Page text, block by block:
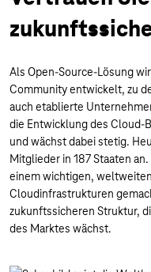
Als Open-Source-Lösung
Community entwickelt, zu
auch etablierte
die Entwicklung des Cloud-
und wächst dabei stetig.
Mitglieder in 187 Staaten
einem wichtigen,
Cloudinfrastrukturen
zukunftssicheren Struktur,
des Marktes wächst.